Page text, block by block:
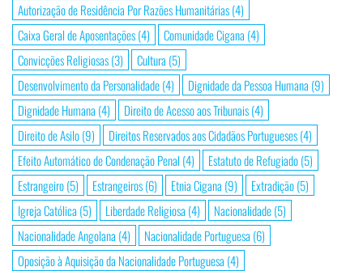
Autorização de Residência Por Razões Humanitárias(4)
Caixa Geral de Aposentações(4) Comunidade Cigana (4)
Convicções Religiosas(3) Cultura (5)
Desenvolvimento da Personalidade(4) Dignidade da Pessoa Humana (9)
Dignidade Humana (4) Direito de Acesso aos Tribunais(4)
Direito de Asilo(9) Direitos Reservados aos Cidadãos Portugueses(4)
Efeito Automático de Condenação Penal (4) Estatuto de Refugiado(5)
Estrangeiro(5) Estrangeiros(6) Etnia Cigana (9) Extradição(5)
Igreja Católica (5) Liberdade Religiosa (4) Nacionalidade(5)
Nacionalidade Angolana (4) Nacionalidade Portuguesa (6)
Oposição à Aquisição da Nacionalidade Portuguesa (4)